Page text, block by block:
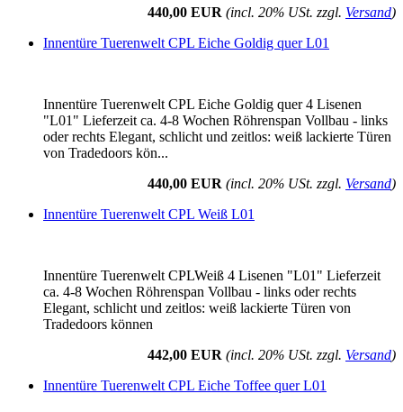
440,00 EUR (incl. 20% USt. zzgl. Versand)
Innentüre Tuerenwelt CPL Eiche Goldig quer L01
Innentüre Tuerenwelt CPL Eiche Goldig quer 4 Lisenen
"L01" Lieferzeit ca. 4-8 Wochen Röhrenspan Vollbau - links
oder rechts Elegant, schlicht und zeitlos: weiß lackierte Türen
von Tradedoors kön...
440,00 EUR (incl. 20% USt. zzgl. Versand)
Innentüre Tuerenwelt CPL Weiß L01
Innentüre Tuerenwelt CPLWeiß 4 Lisenen "L01" Lieferzeit
ca. 4-8 Wochen Röhrenspan Vollbau - links oder rechts
Elegant, schlicht und zeitlos: weiß lackierte Türen von
Tradedoors können
442,00 EUR (incl. 20% USt. zzgl. Versand)
Innentüre Tuerenwelt CPL Eiche Toffee quer L01